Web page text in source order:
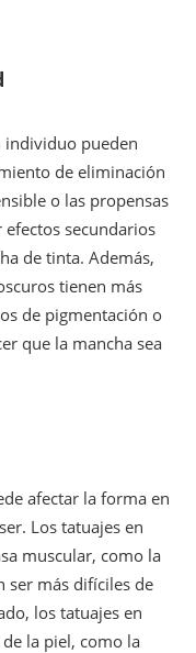
individuo pueden
de eliminación
o las propensas
secundarios
de tinta. Además,
tienen más
de pigmentación o
que la mancha sea
afectar la forma en
Los tatuajes en
muscular, como la
ser más difíciles de
los tatuajes en
la piel, como la